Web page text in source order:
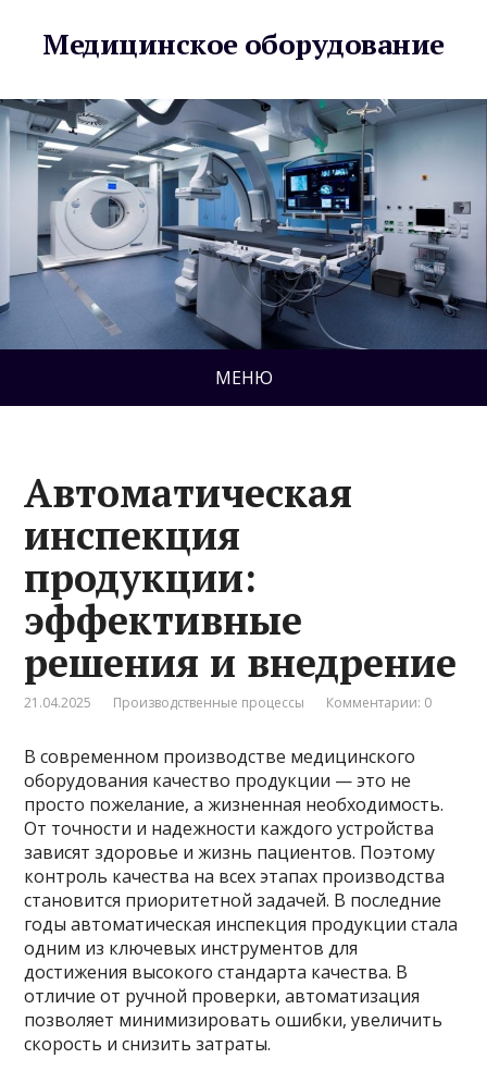
Медицинское оборудование
МЕНЮ
Автоматическая
инспекция
продукции:
эффективные
решения и внедрение
21.04.2025 Производственные процессы Комментарии: 0
В современном производстве медицинского
оборудования качество продукции — это не
просто пожелание, а жизненная необходимость.
От точности и надежности каждого устройства
зависят здоровье и жизнь пациентов. Поэтому
контроль качества на всех этапах производства
становится приоритетной задачей. В последние
годы автоматическая инспекция продукции стала
одним из ключевых инструментов для
достижения высокого стандарта качества. В
отличие от ручной проверки, автоматизация
позволяет минимизировать ошибки, увеличить
скорость и снизить затраты.